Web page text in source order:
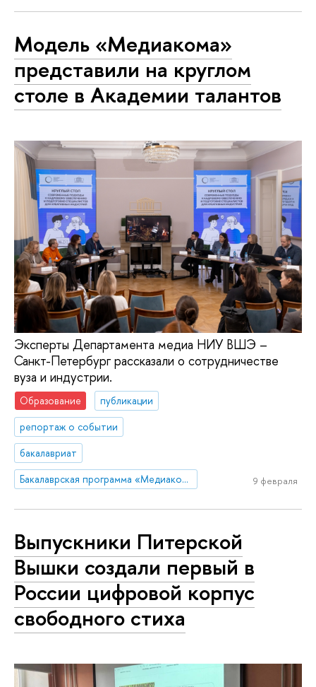
Модель «Медиакома»
представили на круглом
столе в Академии талантов
Эксперты Департамента медиа НИУ ВШЭ –
Санкт-Петербург рассказали о сотрудничестве
вуза и индустрии.
Образование
публикации
репортаж о событии
бакалавриат
Бакалаврская программа «Медиакоммуникации»
9 февраля
Выпускники Питерской
Вышки создали первый в
России цифровой корпус
свободного стиха